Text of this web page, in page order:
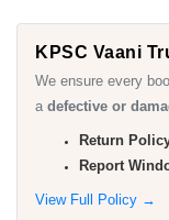
KPSC Vaani
We ensure every
adefective or
Return
Report
View Full Policy →